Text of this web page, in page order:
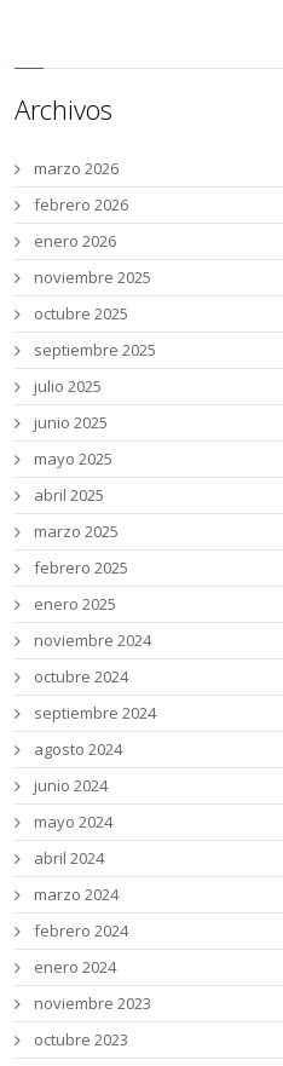
Archivos
marzo 2026
febrero 2026
enero 2026
noviembre 2025
octubre 2025
septiembre 2025
julio 2025
junio 2025
mayo 2025
abril 2025
marzo 2025
febrero 2025
enero 2025
noviembre 2024
octubre 2024
septiembre 2024
agosto 2024
junio 2024
mayo 2024
abril 2024
marzo 2024
febrero 2024
enero 2024
noviembre 2023
octubre 2023